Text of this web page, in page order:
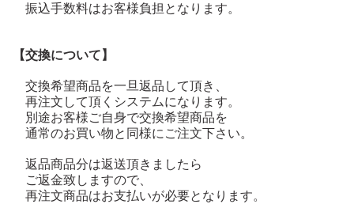
振込手数料はお客様負担となります。
【交換について】
交換希望商品を一旦返品して頂き、
再注文して頂くシステムになります。
別途お客様ご自身で交換希望商品を
通常のお買い物と同様にご注文下さい。
返品商品分は返送頂きましたら
ご返金致しますので、
再注文商品はお支払いが必要となります。